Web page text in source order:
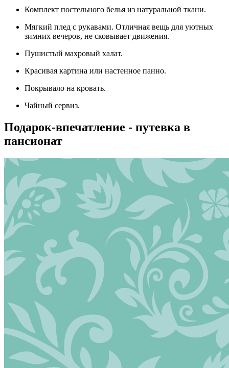
Комплект постельного белья из натуральной ткани.
Мягкий плед с рукавами. Отличная вещь для уютных
зимних вечеров, не сковывает движения.
Пушистый махровый халат.
Красивая картина или настенное панно.
Покрывало на кровать.
Чайный сервиз.
Подарок-впечатление - путевка в
пансионат